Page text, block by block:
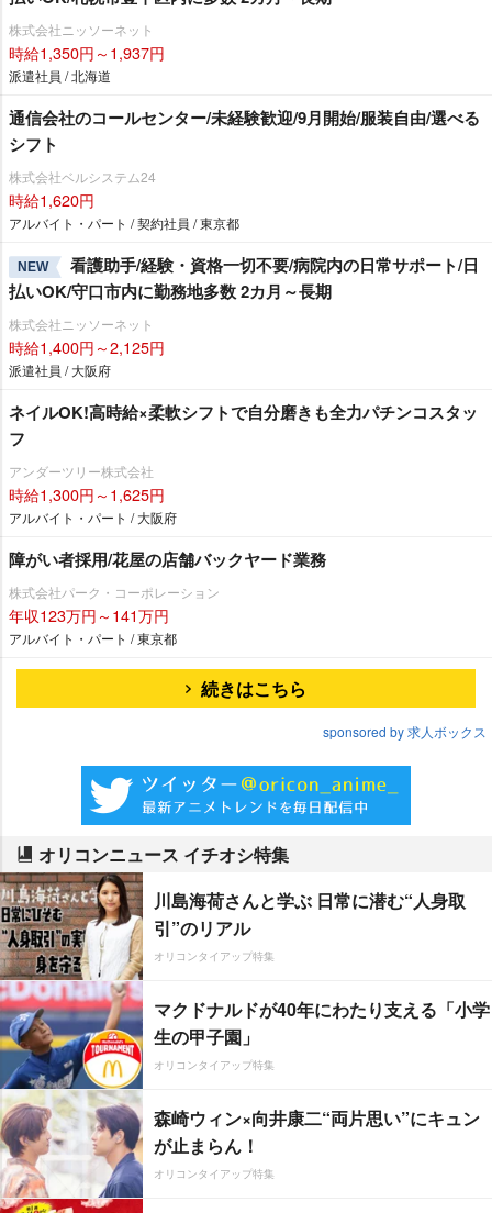
株式会社ニッソーネット
時給1,350円～1,937円
派遣社員 / 北海道
通信会社のコールセンター/未経験歓迎/9月開始/服装自由/選べる
シフト
株式会社ベルシステム24
時給1,620円
アルバイト・パート / 契約社員 / 東京都
NEW
看護助手/経験・資格一切不要/病院内の日常サポート/日
払いOK/守口市内に勤務地多数 2カ月～長期
株式会社ニッソーネット
時給1,400円～2,125円
派遣社員 / 大阪府
ネイルOK!高時給×柔軟シフトで自分磨きも全力パチンコスタッ
フ
アンダーツリー株式会社
時給1,300円～1,625円
アルバイト・パート / 大阪府
障がい者採用/花屋の店舗バックヤード業務
株式会社パーク・コーポレーション
年収123万円～141万円
アルバイト・パート / 東京都
続きはこちら
sponsored by 求人ボックス
オリコンニュース イチオシ特集
川島海荷さんと学ぶ 日常に潜む“人身取
引”のリアル
オリコンタイアップ特集
マクドナルドが40年にわたり支える「小学
生の甲子園」
オリコンタイアップ特集
森崎ウィン×向井康二“両片思い”にキュン
が止まらん！
オリコンタイアップ特集